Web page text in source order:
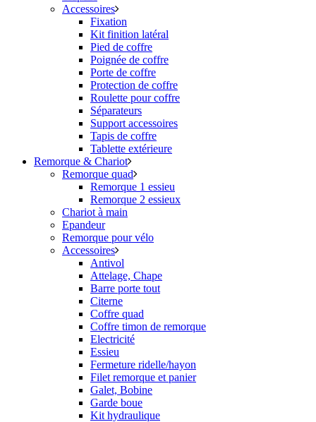
Accessoires
Fixation
Kit finition latéral
Pied de coffre
Poignée de coffre
Porte de coffre
Protection de coffre
Roulette pour coffre
Séparateurs
Support accessoires
Tapis de coffre
Tablette extérieure
Remorque & Chariot
Remorque quad
Remorque 1 essieu
Remorque 2 essieux
Chariot à main
Epandeur
Remorque pour vélo
Accessoires
Antivol
Attelage, Chape
Barre porte tout
Citerne
Coffre quad
Coffre timon de remorque
Electricité
Essieu
Fermeture ridelle/hayon
Filet remorque et panier
Galet, Bobine
Garde boue
Kit hydraulique